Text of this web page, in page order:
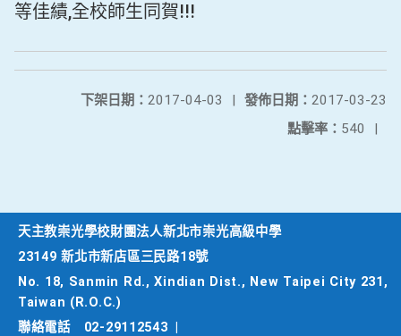
等佳績,全校師生同賀!!!
發佈日期： 2017-03-23
下架日期： 2017-04-03
|
點擊率： 540 |
天主教崇光學校財團法人新北市崇光高級中學
23149 新北市新店區三民路18號
No. 18, Sanmin Rd., Xindian Dist., New Taipei City 231,
Taiwan (R.O.C.)
聯絡電話
02-29112543